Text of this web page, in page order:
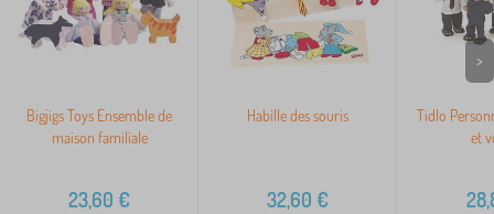
Bigjigs Toys Ensemble de
maison familiale
23,60 €
Habille des souris
32,60 €
Tidlo
et
>